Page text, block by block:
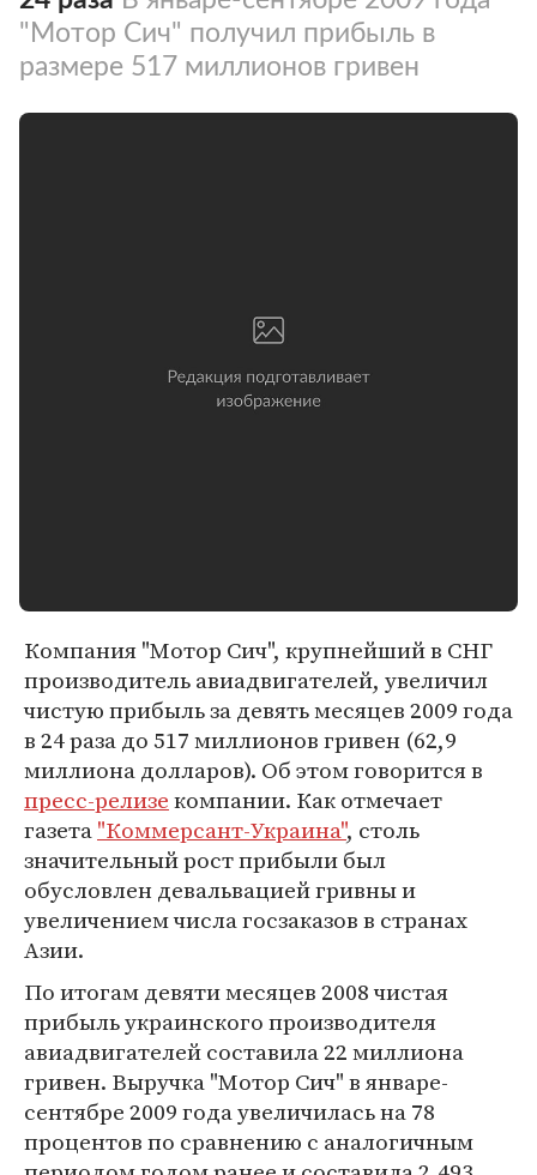
"Мотор Сич" получил прибыль в
размере 517 миллионов гривен
Компания "Мотор Сич", крупнейший в СНГ
производитель авиадвигателей, увеличил
чистую прибыль за девять месяцев 2009 года
в 24 раза до 517 миллионов гривен (62,9
миллиона долларов). Об этом говорится в
пресс-релизекомпании. Как отмечает
газета"Коммерсант-Украина", столь
значительный рост прибыли был
обусловлен девальвацией гривны и
увеличением числа госзаказов в странах
Азии.
По итогам девяти месяцев 2008 чистая
прибыль украинского производителя
авиадвигателей составила 22 миллиона
гривен. Выручка "Мотор Сич" в январе-
сентябре 2009 года увеличилась на 78
процентов по сравнению с аналогичным